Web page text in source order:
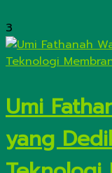
3
Umi
yang